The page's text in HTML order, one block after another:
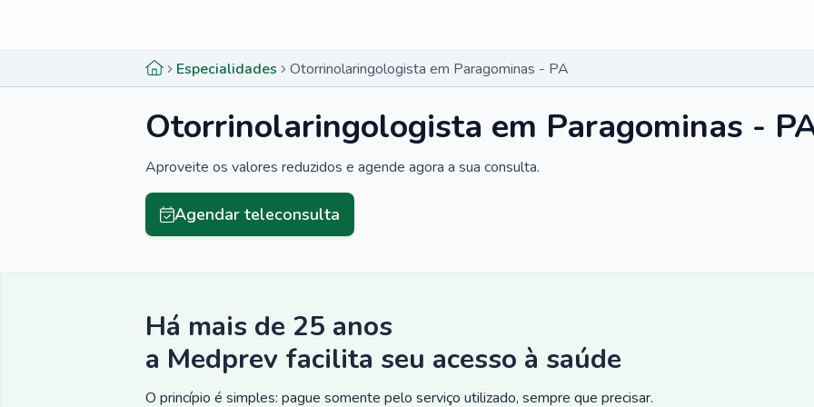
Especialidades Otorrinolaringologista em Paragominas - PA
Otorrinolaringologista em Paragominas -
Aproveite os valores reduzidos e agende agora a sua consulta.
Agendar teleconsulta
Há mais de 25 anos
a Medprev facilita seu acesso à saúde
O princípio é simples: pague somente pelo serviço utilizado, sempre que precisar.